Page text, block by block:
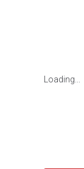
Loading...